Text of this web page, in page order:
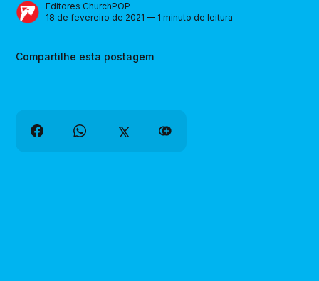
Editores ChurchPOP
18 de fevereiro de 2021 — 1 minuto de leitura
Compartilhe esta postagem